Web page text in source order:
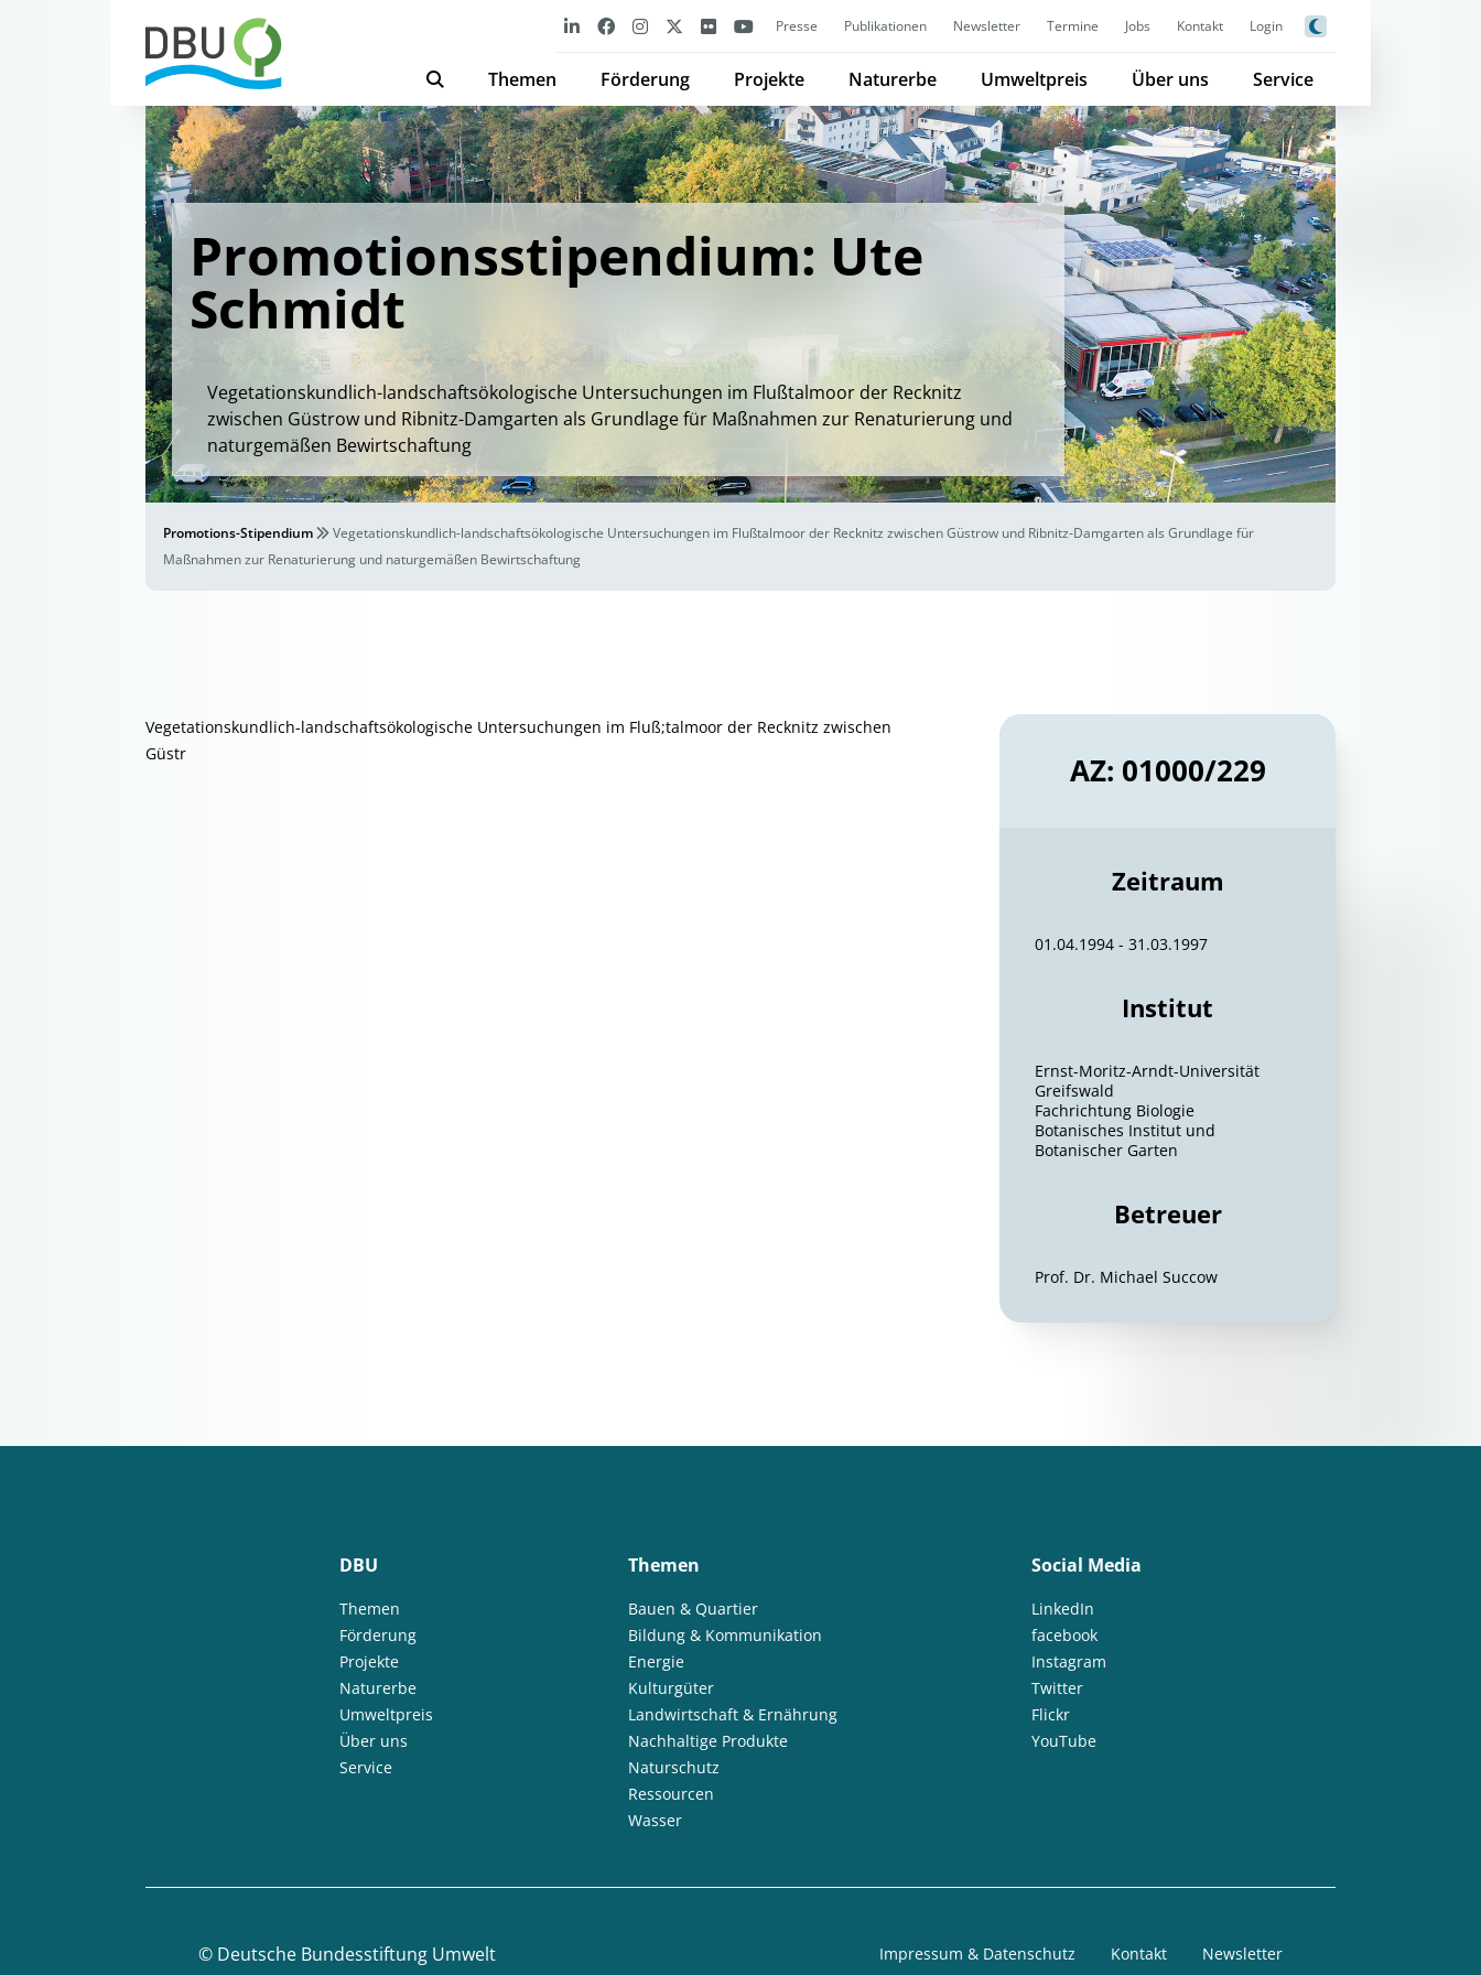
Presse Publikationen Newsletter Termine Jobs Kontakt Login
Themen Förderung Projekte Naturerbe Umweltpreis Über uns Service
Promotionsstipendium: Ute
Schmidt
Vegetationskundlich-landschaftsökologische Untersuchungen im Flußtalmoor der Recknitz
zwischen Güstrow und Ribnitz-Damgarten als Grundlage für Maßnahmen zur Renaturierung und
naturgemäßen Bewirtschaftung
Promotions-Stipendium
Vegetationskundlich-landschaftsökologische Untersuchungen im Flußtalmoor der Recknitz zwischen Güstrow und Ribnitz-Damgarten als Grundlage für
Maßnahmen zur Renaturierung und naturgemäßen Bewirtschaftung
Vegetationskundlich-landschaftsökologische Untersuchungen im Fluß;talmoor der Recknitz zwischen
Güstr
AZ: 01000/229
Zeitraum
01.04.1994 - 31.03.1997
Institut
Ernst-Moritz-Arndt-Universität
Greifswald
Fachrichtung Biologie
Botanisches Institut und
Botanischer Garten
Betreuer
Prof. Dr. Michael Succow
DBU
Themen
Förderung
Projekte
Naturerbe
Umweltpreis
Über uns
Service
Themen
Bauen & Quartier
Bildung & Kommunikation
Energie
Kulturgüter
Landwirtschaft & Ernährung
Nachhaltige Produkte
Naturschutz
Ressourcen
Wasser
Social Media
LinkedIn
facebook
Instagram
Twitter
Flickr
YouTube
© Deutsche Bundesstiftung Umwelt Impressum & Datenschutz Kontakt Newsletter